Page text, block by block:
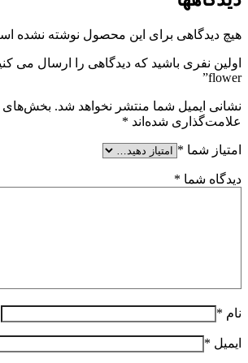
هیچ دیدگاهی برای این محصول نوشته نشده
اولین نفری باشید که دیدگاهی را ارسال می
flower”
نشانی ایمیل شما منتشر نخواهد شد. بخش‌های
علامت‌گذاری شده‌اند *
امتیاز شما *
دیدگاه شما *
نام *
ایمیل *